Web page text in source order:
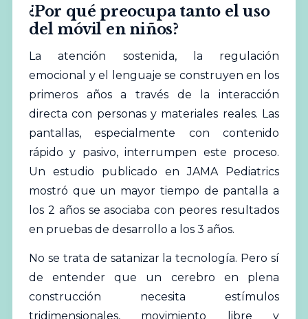
¿Por qué preocupa tanto el uso
del móvil en niños?
La atención sostenida, la regulación
emocional y el lenguaje se construyen en los
primeros años a través de la interacción
directa con personas y materiales reales. Las
pantallas, especialmente con contenido
rápido y pasivo, interrumpen este proceso.
Un estudio publicado en JAMA Pediatrics
mostró que un mayor tiempo de pantalla a
los 2 años se asociaba con peores resultados
en pruebas de desarrollo a los 3 años.
No se trata de satanizar la tecnología. Pero sí
de entender que un cerebro en plena
construcción necesita estímulos
tridimensionales, movimiento libre y